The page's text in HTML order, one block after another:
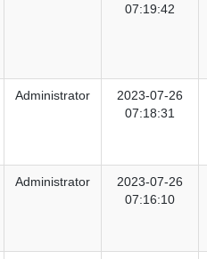
07:19:42
Administrator
2023-07-26
07:18:31
Administrator
2023-07-26
07:16:10